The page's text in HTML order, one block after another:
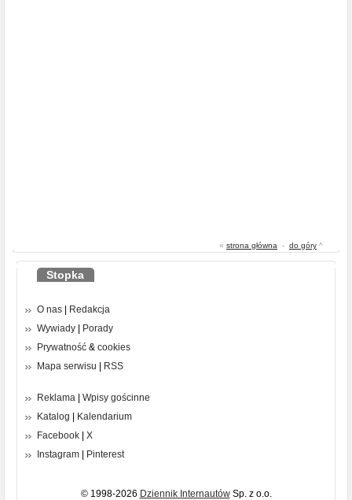
« strona główna - do góry ^
Stopka
O nas
Redakcja
Wywiady
Porady
Prywatność & cookies
Mapa serwisu
RSS
Reklama
Wpisy gościnne
Katalog
Kalendarium
Facebook
X
Instagram
Pinterest
© 1998-2026 Dziennik InternautówSp. z o.o.